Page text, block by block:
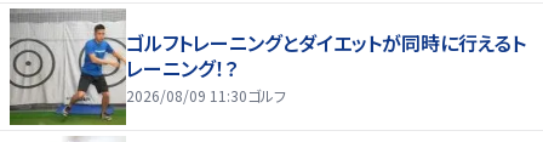
ゴルフトレーニングとダイエットが同時に行えるト
レーニング！？
2026/08/09 11:30ゴルフ